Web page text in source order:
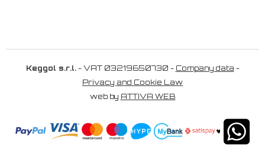
Keggol s.r.l.- VAT 03219650730 - Company data -
Privacy and Cookie Law
web by ATTIVA WEB